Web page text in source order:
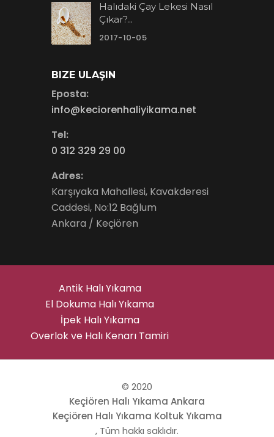
Halıdaki Çay Lekesi Nasıl
Çıkar?...
2017-10-05
BIZE ULAŞIN
Eposta:
info@keciorenhaliyikama.net
Tel:
0 312 329 29 00
Adres:
Karşıyaka Mahallesi, Kavakderesi
Caddesi, No:12 Bağlum
Ankara / Keçiören
Antik Halı Yıkama
El Dokuma Halı Yıkama
İpek Halı Yıkama
Overlok ve Halı Kenarı Tamiri
© 2020
Keçiören Halı Yıkama Ankara
Keçiören Halı Yıkama Koltuk Yıkama
, Tüm hakkı saklıdır.